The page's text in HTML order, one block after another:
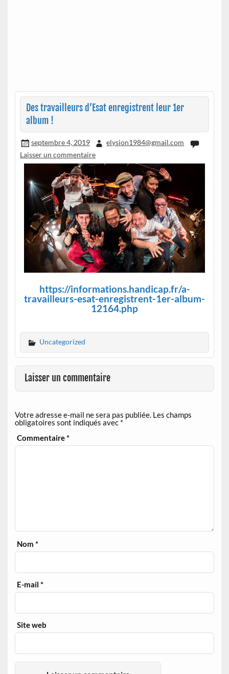
Des travailleurs d’Esat enregistrent leur 1er
album !
septembre 4, 2019
elysion1984@gmail.com
Laisser un commentaire
https://informations.handicap.fr/a-
travailleurs-esat-enregistrent-1er-album-
12164.php
Uncategorized
Laisser un commentaire
Votre adresse e-mail ne sera pas publiée. Les champs
obligatoires sont indiqués avec *
Commentaire*
Nom*
E-mail*
Site web